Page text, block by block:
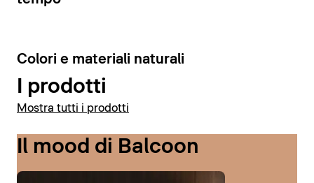
6
Colori e materiali naturali
I prodotti
Mostra tutti i prodotti
Il mood di Balcoon